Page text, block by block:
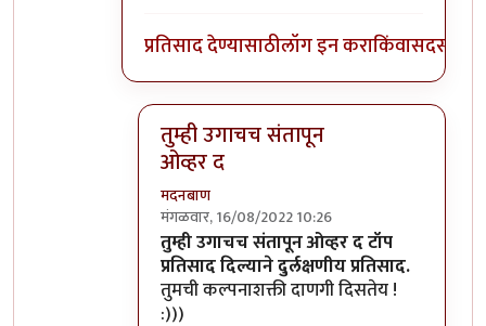
प्रतिसाद देण्यासाठीलॉग इन कराकिंवासदस्य व्हा
तुम्ही उगाचच संतापून
ओव्हर द
मदनबाण
मंगळवार, 16/08/2022 10:26
In reply toतुम्ही उगाचच संतापून ओव्हर द
तुम्ही उगाचच संतापून ओव्हर द टॉप
प्रतिसाद दिल्याने दुर्लक्षणीय प्रतिसाद.
तुमची कल्पनाशक्ती दाणगी दिसतेय !
:)))